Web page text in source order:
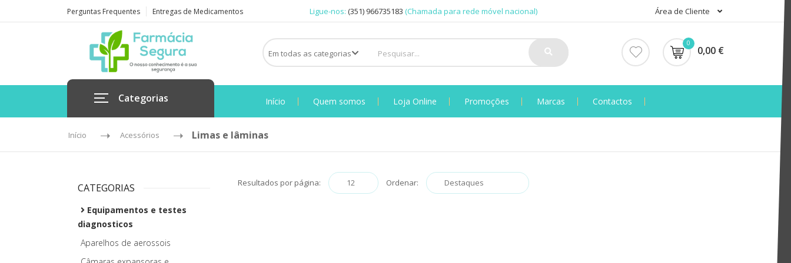
Perguntas Frequentes Entregas de Medicamentos Ligue-nos: (351) 966735183 (Chamada para rede móvel nacional) Área de Cliente
0
0,00 €
Categorias Início Quem somos Loja Online Promoções Marcas Contactos
Início Acessórios Limas e lâminas
CATEGORIAS
Equipamentos e testes
diagnosticos
Aparelhos de aerossois
Resultados por página: Ordenar: